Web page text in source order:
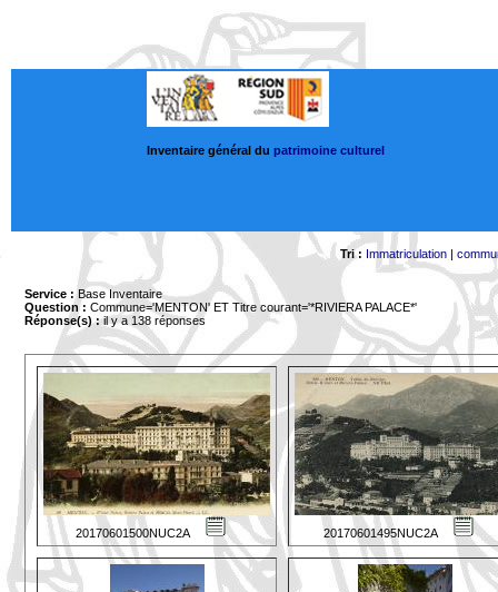
Inventaire général du patrimoine culturel
Tri : Immatriculation |
Service : Base Inventaire
Question : Commune='MENTON' ET Titre courant='*RIVIERA PALACE*'
Réponse(s) :il y a 138 réponses
20170601500NUC2A 20170601495NUC2A